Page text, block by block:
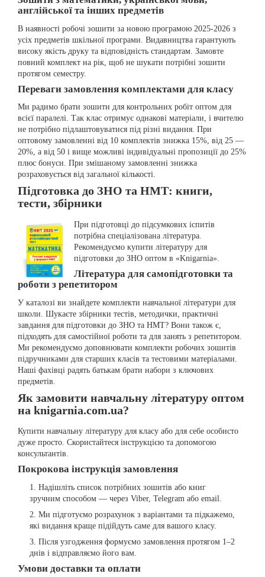
англійської та інших предметів
В наявності робочі зошити за новою програмою 2025-2026 з
усіх предметів шкільної програми. Видавництва гарантують
високу якість друку та відповідність стандартам. Замовте
повний комплект на рік, щоб не шукати потрібні зошити
протягом семестру.
Переваги замовлення комплектами для класу
Ми радимо брати зошити для контрольних робіт оптом для
всієї паралелі. Так клас отримує однакові матеріали, і вчителю
не потрібно підлаштовуватися під різні видання. При
оптовому замовленні від 10 комплектів знижка 15%, від 25 —
20%, а від 50 і вище можливі індивідуальні пропозиції до 25%
плюс бонуси. При змішаному замовленні знижка
розраховується від загальної кількості.
Підготовка до ЗНО та НМТ: книги,
тести, збірники
При підготовці до підсумкових іспитів
потрібна спеціалізована література.
Рекомендуємо купити літературу для
підготовки до ЗНО оптом в «Knigarnia».
Література для самопідготовки та
роботи з репетитором
У каталозі ви знайдете комплекти навчальної літератури для
школи. Шукаєте збірники тестів, методички, практичні
завдання для підготовки до ЗНО та НМТ? Вони також є,
підходять для самостійної роботи та для занять з репетитором.
Ми рекомендуємо доповнювати комплекти робочих зошитів
підручниками для старших класів та тестовими матеріалами.
Наші фахівці радять батькам брати набори з ключових
предметів.
Як замовити навчальну літературу оптом
на knigarnia.com.ua?
Купити навчальну літературу для класу або для себе особисто
дуже просто. Скористайтеся інструкцією та допомогою
консультантів.
Покрокова інструкція замовлення
Надішліть список потрібних зошитів або книг
зручним способом — через Viber, Telegram або email.
Ми підготуємо розрахунок з варіантами та підкажемо,
які видання краще підійдуть саме для вашого класу.
Після узгодження формуємо замовлення протягом 1–2
днів і відправляємо його вам.
Умови доставки та оплати